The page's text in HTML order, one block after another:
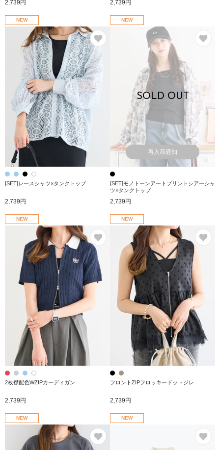
2,739円 2,739円
NEW
[SET]レースシャツ×タンクトップ
2,739円
NEW
SOLD OUT
再入荷通知
[SET]モノトーンアートプリントシアーシャ
ツ×タンクトップ
2,739円
NEW
お気に入り
2枚襟配色WZIPカーディガン
2,739円
NEW
フロントZIPフロッキードットジレ
2,739円
NEW NEW